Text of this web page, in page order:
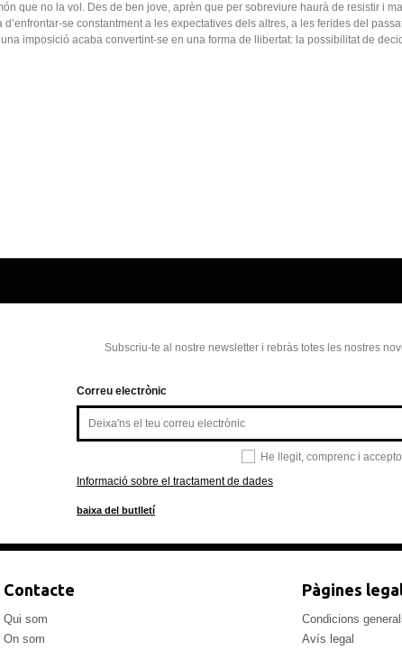
que no la vol. Des de ben jove, aprèn que per sobreviure haurà de resistir i
se constantment a les expectatives dels altres, a les ferides del
imposició acaba convertint-se en una forma de llibertat: la possibilitat de
Subscriu-te al nostre newsletter i rebràs totes les nostres
Correu electrònic
He llegit, comprenc i
Informació sobre el tractament de dades
baixa del butlletí
Contacte
Qui som
On som
Pàgines
Condicions
Avís legal